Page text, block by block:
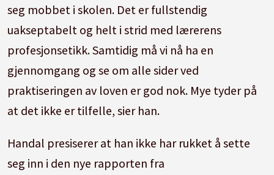
seg mobbet i skolen. Det er fullstendig
uakseptabelt og helt i strid med lærerens
profesjonsetikk. Samtidig må vi nå ha en
gjennomgang og se om alle sider ved
praktiseringen av loven er god nok. Mye tyder på
at det ikke er tilfelle, sier han.
Handal presiserer at han ikke har rukket å sette
seg inn i den nye rapporten fra